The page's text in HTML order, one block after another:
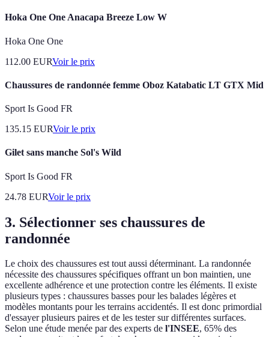
Hoka One One Anacapa Breeze Low W
Hoka One One
112.00 EURVoir le prix
Chaussures de randonnée femme Oboz Katabatic LT GTX Mid
Sport Is Good FR
135.15 EURVoir le prix
Gilet sans manche Sol's Wild
Sport Is Good FR
24.78 EURVoir le prix
3. Sélectionner ses chaussures de
randonnée
Le choix des chaussures est tout aussi déterminant. La randonnée
nécessite des chaussures spécifiques offrant un bon maintien, une
excellente adhérence et une protection contre les éléments. Il existe
plusieurs types : chaussures basses pour les balades légères et
modèles montants pour les terrains accidentés. Il est donc primordial
d'essayer plusieurs paires et de les tester sur différentes surfaces.
Selon une étude menée par des experts de l'INSEE, 65% des